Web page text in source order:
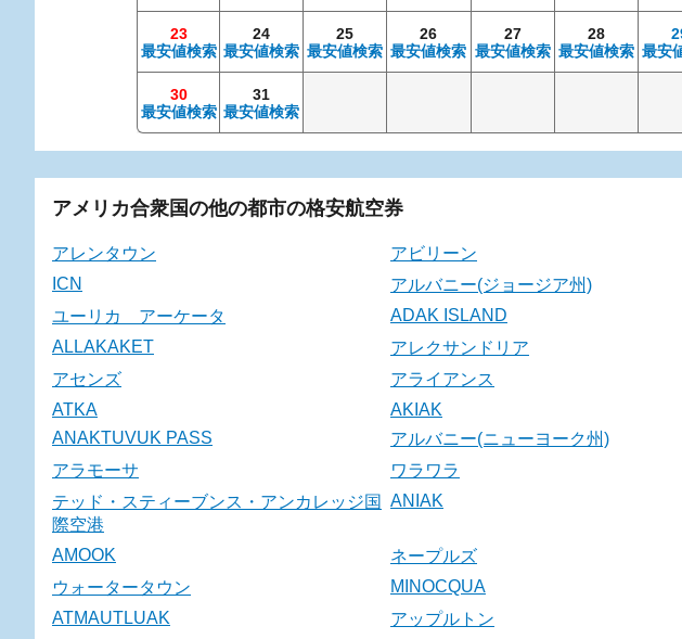
23
最安値検索
24
最安値検索
25
最安値検索
26
最安値検索
27
最安値検索
28
最安値検索 最安
30
最安値検索
31
最安値検索
アメリカ合衆国の他の都市の格安航空券
アレンタウン アビリーン
ICN
アルバニー(ジョージア州)
ユーリカ アーケータ
ADAK ISLAND
ALLAKAKET
アレクサンドリア
アセンズ
アライアンス
ATKA
AKIAK
ANAKTUVUK PASS
アルバニー(ニューヨーク州)
アラモーサ
ワラワラ
テッド・スティーブンス・アンカレッジ国
際空港
ANIAK
AMOOK ネープルズ
ウォータータウン
MINOCQUA
ATMAUTLUAK
アップルトン